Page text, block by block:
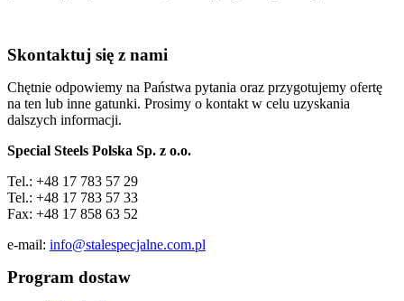
Skontaktuj się z nami
Chętnie odpowiemy na Państwa pytania oraz przygotujemy ofertę
na ten lub inne gatunki. Prosimy o kontakt w celu uzyskania
dalszych informacji.
Special Steels Polska Sp. z o.o.
Tel.: +48 17 783 57 29
Tel.: +48 17 783 57 33
Fax: +48 17 858 63 52
e-mail: info@stalespecjalne.com.pl
Program dostaw